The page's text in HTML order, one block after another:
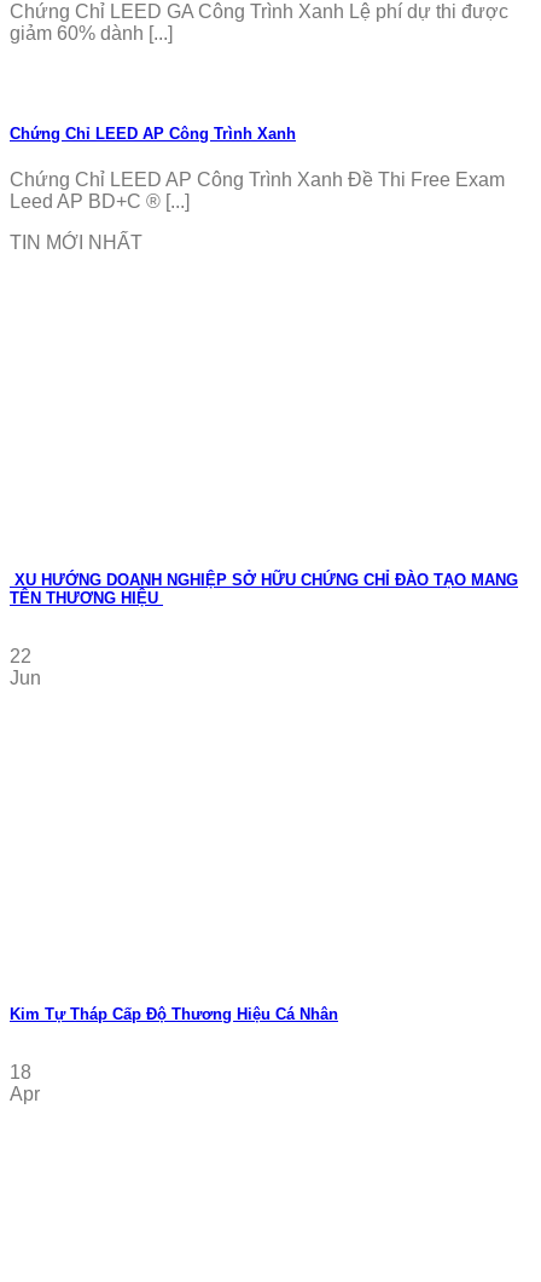
Chứng Chỉ LEED GA Công Trình Xanh Lệ phí dự thi được
giảm 60% dành [...]
Chứng Chỉ LEED AP Công Trình Xanh
Chứng Chỉ LEED AP Công Trình Xanh Đề Thi Free Exam
Leed AP BD+C ® [...]
TIN MỚI NHẤT
XU HƯỚNG DOANH NGHIỆP SỞ HỮU CHỨNG CHỈ ĐÀO TẠO MANG
TÊN THƯƠNG HIỆU
22
Jun
Kim Tự Tháp Cấp Độ Thương Hiệu Cá Nhân
18
Apr